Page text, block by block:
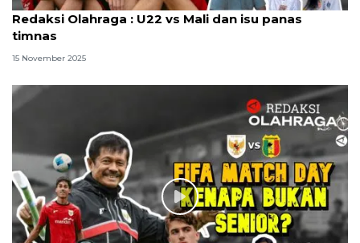
Redaksi Olahraga : U22 vs Mali dan isu panas
timnas
15 November 2025